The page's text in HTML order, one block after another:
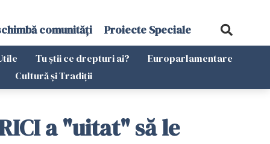
comunități Proiecte Speciale
Tu știi ce drepturi ai?
Europarlamentare
Cultură și Tradiții
a "uitat" să le